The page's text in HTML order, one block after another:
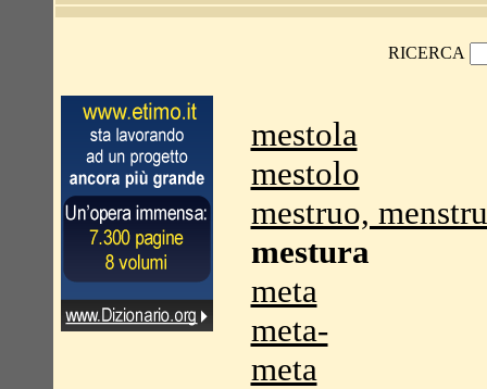
RICERCA
mestola
mestolo
mestruo,
mestura
meta
meta-
meta